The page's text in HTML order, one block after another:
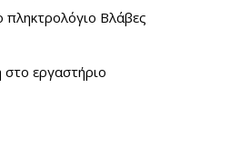
Βλάβες
εργαστήριο